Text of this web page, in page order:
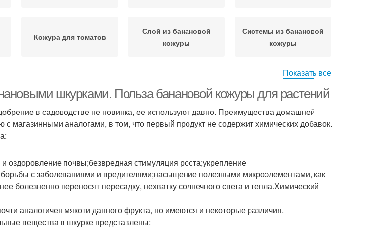
Кожура для томатов
Слой из банановой
кожуры
Системы из банановой
кожуры
Показать все
шкурками. Польза банановой кожуры для растений
в садоводстве не новинка, ее используют давно. Преимущества домашней
с магазинными аналогами, в том, что первый продукт не содержит химических добавок.
оздоровление почвы;безвредная стимуляция роста;укрепление
с заболеваниями и вредителями;насыщение полезными микроэлементами, как
болезненно переносят пересадку, нехватку солнечного света и тепла.Химический
аналогичен мякоти данного фрукта, но имеются и некоторые различия.
вещества в шкурке представлены: